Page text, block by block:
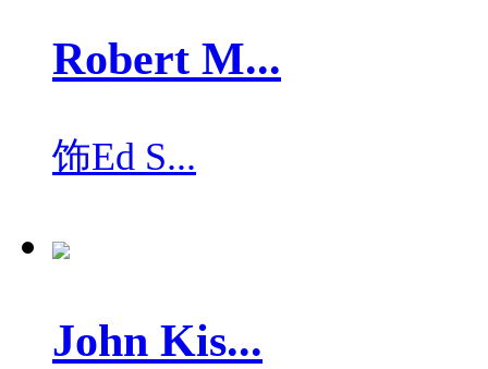
Robert M...
饰Ed S...
John Kis...